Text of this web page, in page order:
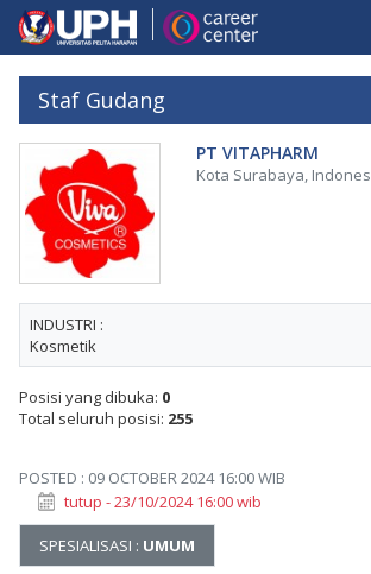
Staf Gudang
PT VITAPHARM
Kota Surabaya,
INDUSTRI :
Kosmetik
Posisi yang dibuka: 0
Total seluruh posisi: 255
POSTED : 09 OCTOBER 2024 16:00 WIB
tutup - 23/10/2024 16:00 wib
SPESIALISASI : UMUM